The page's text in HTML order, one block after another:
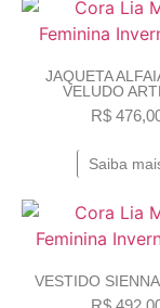
JAQUETA
VELUDO
R$
Saiba
VESTIDO